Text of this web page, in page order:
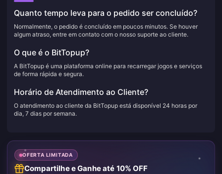
Quanto tempo leva para o pedido ser concluído?
Normalmente, o pedido é concluído em poucos minutos. Se houver
algum atraso, entre em contato com o nosso suporte ao cliente.
O que é o BitTopup?
A BitTopup é uma plataforma online para recarregar jogos e serviços
de forma rápida e segura.
Horário de Atendimento ao Cliente?
O atendimento ao cliente da BitTopup está disponível 24 horas por
dia, 7 dias por semana.
OFERTA LIMITADA
Compartilhe e Ganhe até 10% OFF